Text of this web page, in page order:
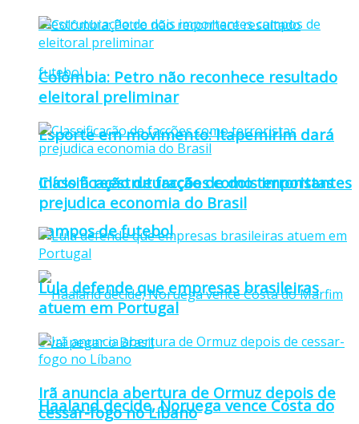
Esporte em movimento: Itapemirim dará
início à reestruturação de dois importantes
campos de futebol
Haaland decide, Noruega vence Costa do
Colômbia: Petro não reconhece resultado
eleitoral preliminar
Classificação de facções como terroristas
prejudica economia do Brasil
Lula defende que empresas brasileiras
atuem em Portugal
Irã anuncia abertura de Ormuz depois de
cessar-fogo no Líbano